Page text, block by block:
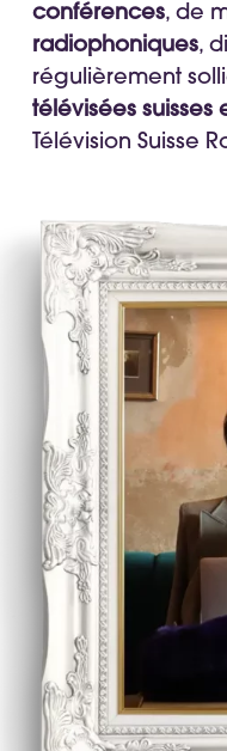
conférences, de
radiophoniques,
régulièrement
télévisées suisses
Télévision Suisse